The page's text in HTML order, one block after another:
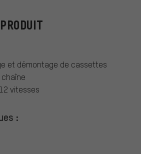
et démontage de cassettes
vitesses
: